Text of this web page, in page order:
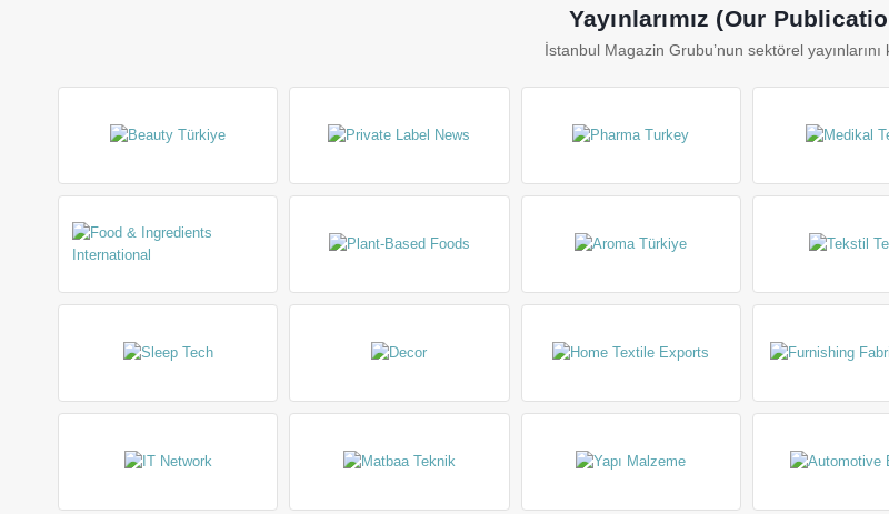
Yayınlarımız (Our
İstanbul Magazin Grubu’nun sektörel yayınlarını